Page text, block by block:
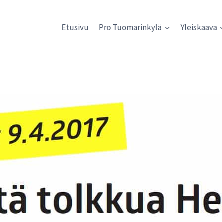
Etusivu Pro Tuomarinkylä Yleiskaava